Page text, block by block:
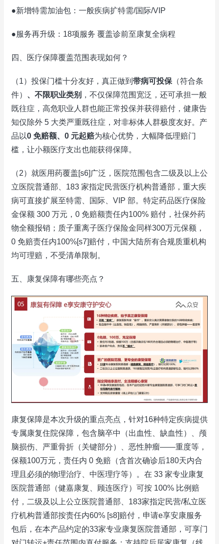
●新增特需加油包：一般疾病扩特需/国际/VIP
●服务再升级：18项服务 覆盖诊前至康复全病程
四、医疗保障覆盖范围表现如何？
（1）投保门槛十分友好，真正做到 带病可投保（符合条
件） 、不限职业类别 ，不仅保障范围宽泛，还可承担一般
既往症，高危职业人群也能正常投保并获得赔付，健康告
知仅除外 5 大类严重既往症，对非标体人群极度友好。产
品以0 免赔额、0 元起赔为核心优势，大幅降低理赔门
槛，让小额医疗支出也能获得保障。
（2）就医用药覆盖[s6]广泛，医院范围包含二级及以上公
立医院普通部、183 家指定民营医疗机构普通部，重大疾
病可直接扩展至特需、国际、VIP 部。特定药品医疗保险
金保额 300 万元，0 免赔额责任内100% 赔付，社保外药
物全额报销；质子重离子医疗保险金同样300万元保额，
0 免赔责任内100%[s7]赔付，中国大陆所有合规质重机构
均可理赔，不受清单限制。
五、康复保障有哪些亮点？
康复保障是本次升级的重点亮点，针对16种特定疾病提供
专属康复住院保障，包含脑卒中（出血性、缺血性）、颅
脑损伤、严重骨折（关键部分）、恶性肿瘤——重度等，
保额100万元，责任内 0 免赔（含首次确诊后180天内合
理且必须的物理治疗、中医理疗等）。在 33 家专业康复
医院普通部（健嘉康复、顾连医疗）可按 100% 比例赔
付，二级及以上公立医院普通部、183家指定民营/私立医
疗机构普通部按责任内60% [s8]赔付，申请e享安康服务
包后，在本产品约定的33家专业康复医院普通部，可享门